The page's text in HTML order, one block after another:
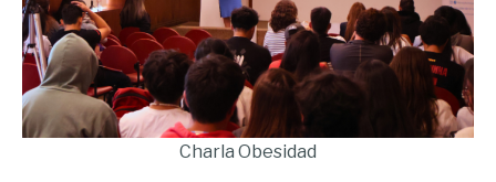
Charla Obesidad